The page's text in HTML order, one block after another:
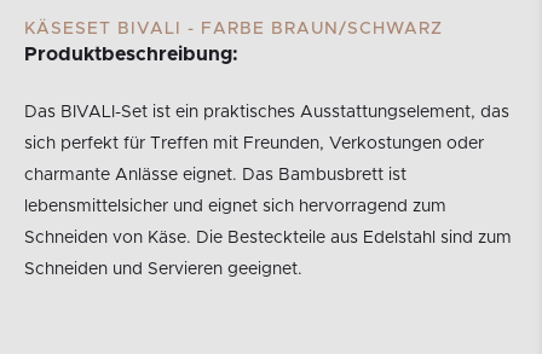
KÄSESET BIVALI - FARBE BRAUN/SCHWARZ
Produktbeschreibung:
Das BIVALI-Set ist ein praktisches Ausstattungselement, das
sich perfekt für Treffen mit Freunden, Verkostungen oder
charmante Anlässe eignet. Das Bambusbrett ist
lebensmittelsicher und eignet sich hervorragend zum
Schneiden von Käse. Die Besteckteile aus Edelstahl sind zum
Schneiden und Servieren geeignet.